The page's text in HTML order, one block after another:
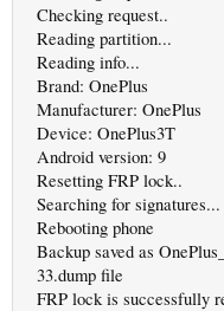
Checking request..
Reading partition...
Reading info...
Brand: OnePlus
Manufacturer: OnePlus
Device: OnePlus3T
Android version: 9
Resetting FRP lock..
Searching for signatures...
Rebooting phone
Backup saved as
33.dump file
FRP lock is successfully